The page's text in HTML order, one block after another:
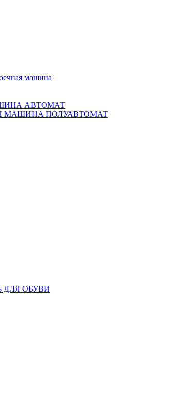
машина
АВТОМАТ
МАШИНА ПОЛУАВТОМАТ
ДЛЯ ОБУВИ